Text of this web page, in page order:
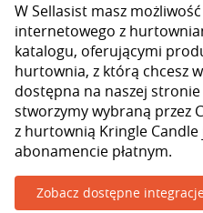
W Sellasist masz
internetowego z
katalogu, oferującymi
hurtownia, z którą chcesz
dostępna na naszej
stworzymy wybraną przez
z hurtownią Kringle Candle
abonamencie płatnym.
Zobacz dostępne